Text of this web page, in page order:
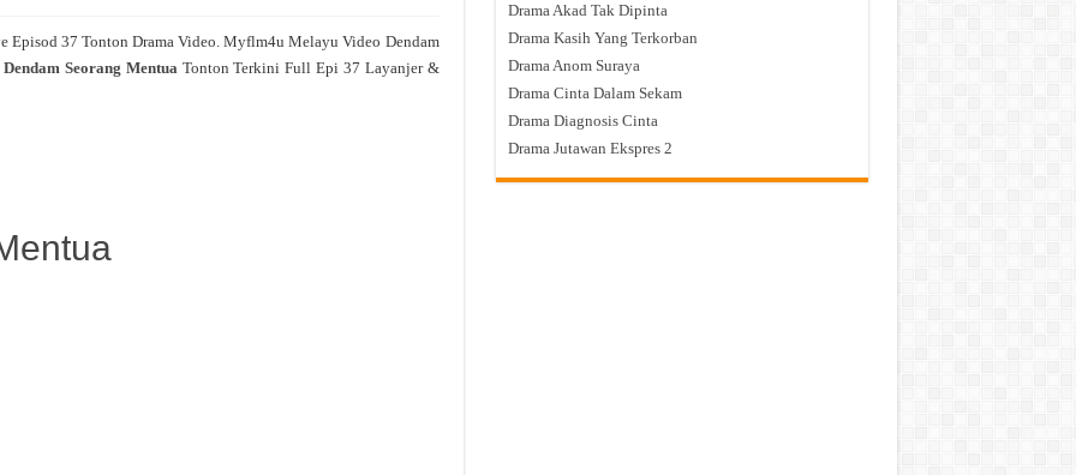
Live
37
Episod 37 Tonton Drama Video. Myflm4u Melayu Video Dendam
Dendam Seorang Mentua Tonton Terkini Full Epi 37 Layanjer &
Drama Akad Tak Dipinta
Drama Kasih Yang Terkorban
Drama Anom Suraya
Drama Cinta Dalam Sekam
Drama Diagnosis Cinta
Drama Jutawan Ekspres 2